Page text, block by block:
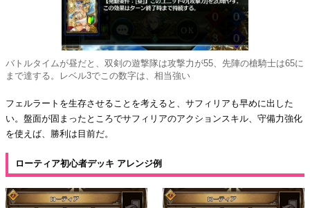
バトルタイムが昼だと、双剣の遊撃隊は攻撃力が55、先陣の槍騎士は65に
まで達する。レベル3でこの数字は、相当強い
フェルラートを生存させることを考えると、サフィリアも早めに出した
い。盤面が固まったところでサフィリアのアクションスキル、守備力強化
を使えば、勝利は目前だ。
ローティア初心者デッキ アレンジ例